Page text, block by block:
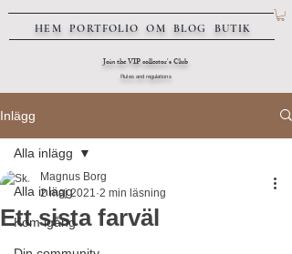
HEM PORTFOLIOOM BLOG BUTIK
Join the VIP collector's Club
Rules and regulations
Inlägg
Alla inlägg
Kom igång
Alla inlägg
Ett sista farväl
Magnus Borg
2 maj 2021 2 min läsning